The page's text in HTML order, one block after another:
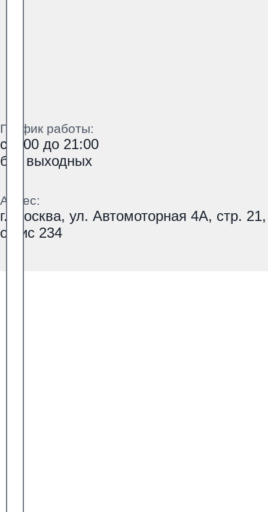
График работы:
с 9:00 до 21:00
без выходных
Адрес:
г. Москва, ул. Автомоторная 4А, стр. 21,
офис 234